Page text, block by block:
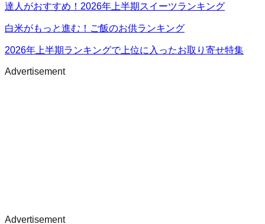
達人がおすすめ！2026年上半期スイーツランキング
白米がもっと進む！ご飯のお供ランキング
2026年上半期ランキングで上位に入ったお取り寄せ特集
Advertisement
Advertisement